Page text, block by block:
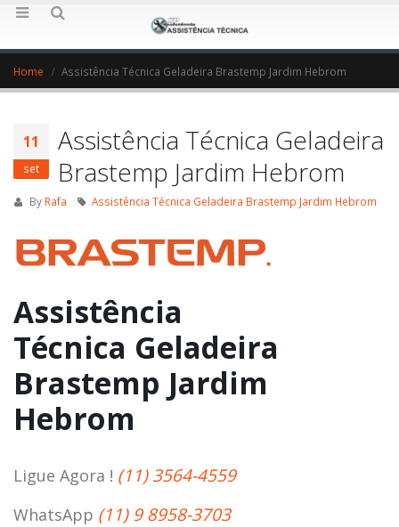
Home Assistência Técnica Geladeira Brastemp Jardim Hebrom
11
set
Assistência Técnica Geladeira
Brastemp Jardim Hebrom
By Rafa Assistência Técnica Geladeira Brastemp Jardim Hebrom
Assistência
Técnica Geladeira
Brastemp Jardim
Hebrom
Ligue Agora ! (11) 3564-4559
WhatsApp (11) 9 8958-3703